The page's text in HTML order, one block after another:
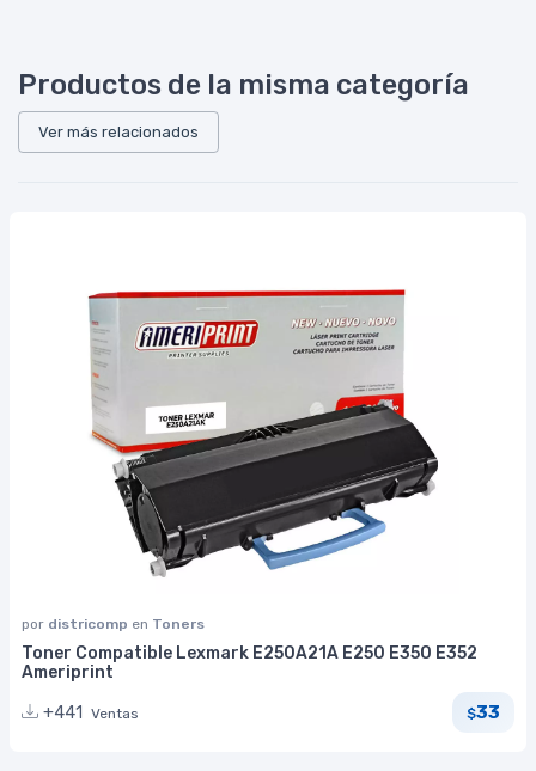
Productos de la misma categoría
Ver más relacionados
por districomp en Toners
Toner Compatible Lexmark E250A21A E250 E350 E352
Ameriprint
+441
Ventas $33